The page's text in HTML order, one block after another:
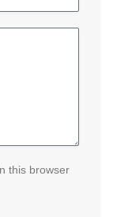
this browser